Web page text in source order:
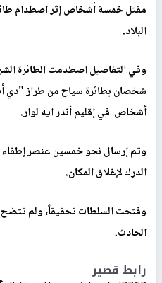
مقتل خمسة أشخاص إثر اصطدام
البلاد.
وفي التفاصيل اصطدمت الطائرة
أشخاص في إقليم أندر ايه لوار.
الدرك لإغلاق المكان.
وفتحت السلطات تحقيقاً، ولم تتضح
الحادث.
رابط قصير